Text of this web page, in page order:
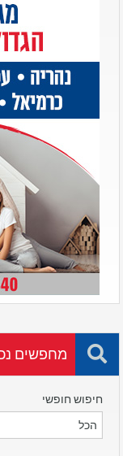
מחפשים
חיפוש חופשי